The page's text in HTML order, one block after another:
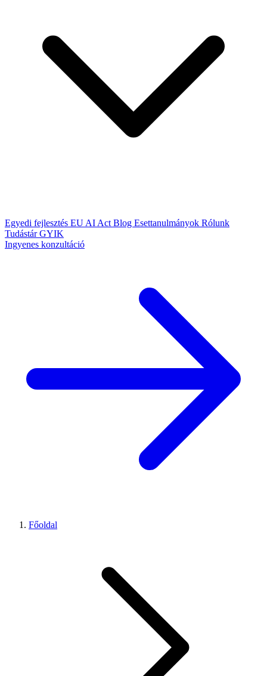
Egyedi fejlesztés EU AI Act Blog Esettanulmányok Rólunk
TudástárGYIK
Ingyenes konzultáció
Főoldal